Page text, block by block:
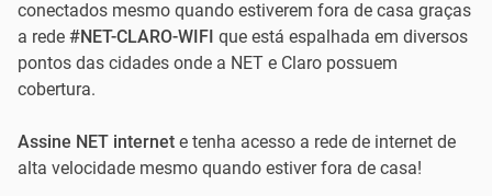
conectados mesmo quando estiverem fora de casa graças
a rede #NET-CLARO-WIFI que está espalhada em diversos
pontos das cidades onde a NET e Claro possuem
cobertura.
Assine NET internet e tenha acesso a rede de internet de
alta velocidade mesmo quando estiver fora de casa!